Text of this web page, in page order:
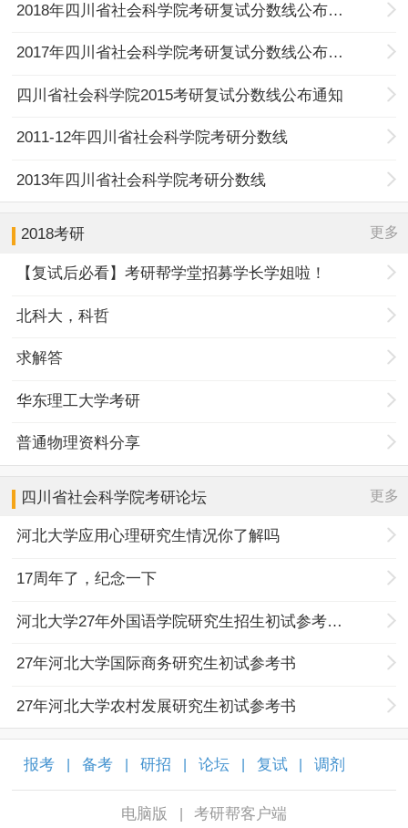
2018年四川省社会科学院考研复试分数线公布通知
2017年四川省社会科学院考研复试分数线公布通知
四川省社会科学院2015考研复试分数线公布通知
2011-12年四川省社会科学院考研分数线
2013年四川省社会科学院考研分数线
2018考研 更多
【复试后必看】考研帮学堂招募学长学姐啦！
北科大，科哲
求解答
华东理工大学考研
普通物理资料分享
四川省社会科学院考研论坛 更多
河北大学应用心理研究生情况你了解吗
17周年了，纪念一下
河北大学27年外国语学院研究生招生初试参考书目调整
27年河北大学国际商务研究生初试参考书
27年河北大学农村发展研究生初试参考书
报考 备考 研招 论坛 复试 调剂
电脑版 考研帮客户端